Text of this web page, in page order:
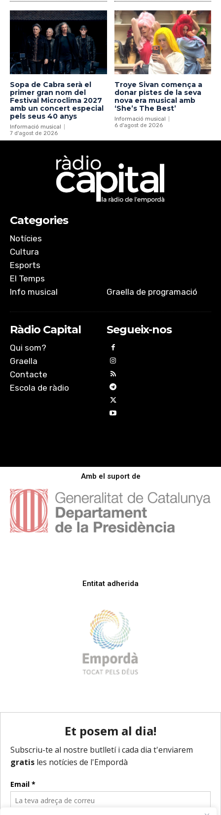
Sopa de Cabra serà el
primer gran nom del
Festival Microclima 2027
amb un concert especial
pels seus 40 anys
Informació musical
7 d'agost de 2026
Troye Sivan comença a
donar pistes de la seva
nova era musical amb
‘She’s The Best’
Informació musical
6 d'agost de 2026
Categories
Notícies
Cultura
Esports
El Temps
Info musical
Graella de programació
Ràdio Capital
Qui som?
Graella
Contacte
Escola de ràdio
Segueix-nos
Amb el suport de
Entitat adherida